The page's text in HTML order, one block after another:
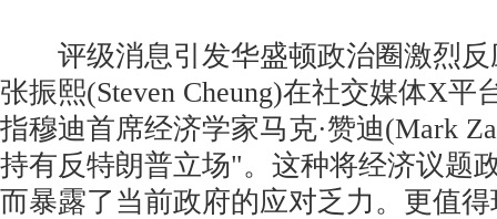
评级消息引发华盛顿政治圈激烈反
张振熙(Steven Cheung)在社交媒体X平
指穆迪首席经济学家马克·赞迪(Mark
持有反特朗普立场"。这种将经济议题
而暴露了当前政府的应对乏力。更值